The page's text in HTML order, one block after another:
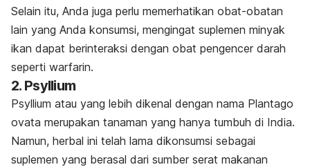
Selain itu, Anda juga perlu memerhatikan obat-obatan
lain yang Anda konsumsi, mengingat suplemen minyak
ikan dapat berinteraksi dengan obat pengencer darah
seperti warfarin.
2. Psyllium
Psyllium atau yang lebih dikenal dengan nama Plantago
ovata merupakan tanaman yang hanya tumbuh di India.
Namun, herbal ini telah lama dikonsumsi sebagai
suplemen yang berasal dari sumber serat makanan